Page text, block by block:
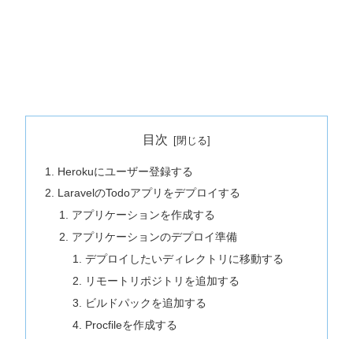
目次
Herokuにユーザー登録する
LaravelのTodoアプリをデプロイする
アプリケーションを作成する
アプリケーションのデプロイ準備
デプロイしたいディレクトリに移動する
リモートリポジトリを追加する
ビルドパックを追加する
Procfileを作成する